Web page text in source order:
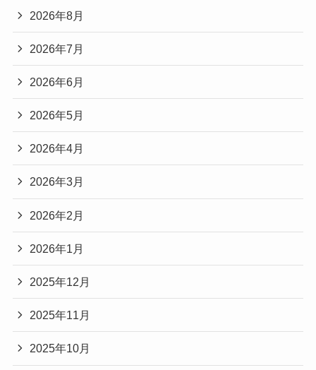
2026年8月
2026年7月
2026年6月
2026年5月
2026年4月
2026年3月
2026年2月
2026年1月
2025年12月
2025年11月
2025年10月